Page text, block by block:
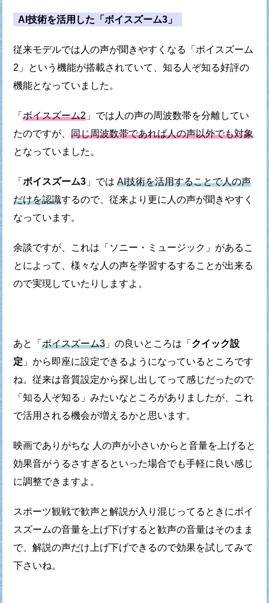
AI技術を活用した「ボイスズーム3」
従来モデルでは人の声が聞きやすくなる 「ボイスズーム
2」という機能が搭載されていて、 知る人ぞ知る好評の
機能となっていました。
「 ボイスズーム2」では人の声の周波数帯を分離してい
たのですが、 同じ周波数帯であれば人の声以外でも対象
となっていました。
「 ボイスズーム3」では AI技術を活用することで人の声
だけを認識するので、 従来より更に人の声が聞きやすく
なっています。
余談ですが、これは「ソニー・ミュージック」があるこ
とによって、 様々な人の声を学習するすることが出来る
ので実現していたりしますよ。
あと「 ボイスズーム3」の良いところは「 クイック設
定 」から 即座に設定できるようになっているところです
ね。 従来は音質設定から探し出してって感じだったので
「知る人ぞ知る」みたいなところがありましたが、
これ
で活用される機会が増えるかと思います。
映画でありがちな 人の声が小さいからと音量を上げると
効果音がうるさすぎるといった場合でも手軽に良い感じ
に調整できますよ。
スポーツ観戦で歓声と解説が入り混じってるときにボイ
スズームの音量を上げ下げすると歓声の音量はそのまま
で、 解説の声だけ上げ下げできるので効果を試してみて
下さいね。